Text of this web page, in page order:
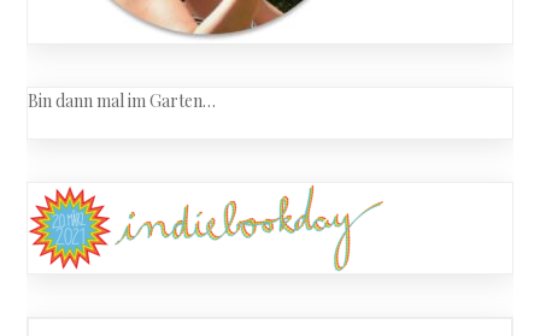
Bin dann mal im Garten…